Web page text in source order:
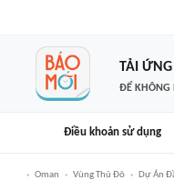
TẢI
ĐỂ KHÔNG
Điều khoản sử dụng
Oman Vùng Thủ Đô Dự Án